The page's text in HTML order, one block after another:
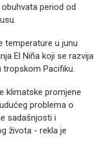
period od
temperature u junu
El Niña koji se razvija
tropskom Pacifiku.
klimatske promjene
problema o
sadašnjosti i
života - rekla je